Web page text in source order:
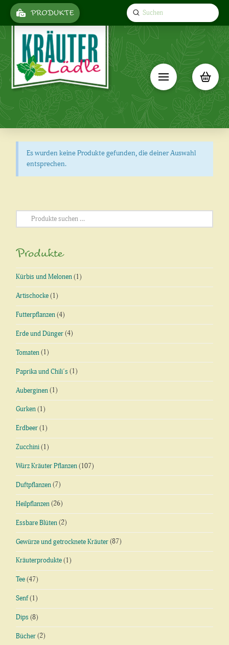
PRODUKTE Search
Submit
Es wurden keine Produkte gefunden, die deiner Auswahl
entsprechen.
Suchen
nach:
Produkte
Kürbis und Melonen (1)
Artischocke (1)
Futterpflanzen (4)
Erde und Dünger (4)
Tomaten (1)
Paprika und Chili´s (1)
Auberginen (1)
Gurken (1)
Erdbeer (1)
Zucchini (1)
Würz Kräuter Pflanzen (107)
Duftpflanzen (7)
Heilpflanzen (26)
Essbare Blüten (2)
Gewürze und getrocknete Kräuter (87)
Kräuterprodukte (1)
Tee (47)
Senf(1)
Dips (8)
Bücher (2)